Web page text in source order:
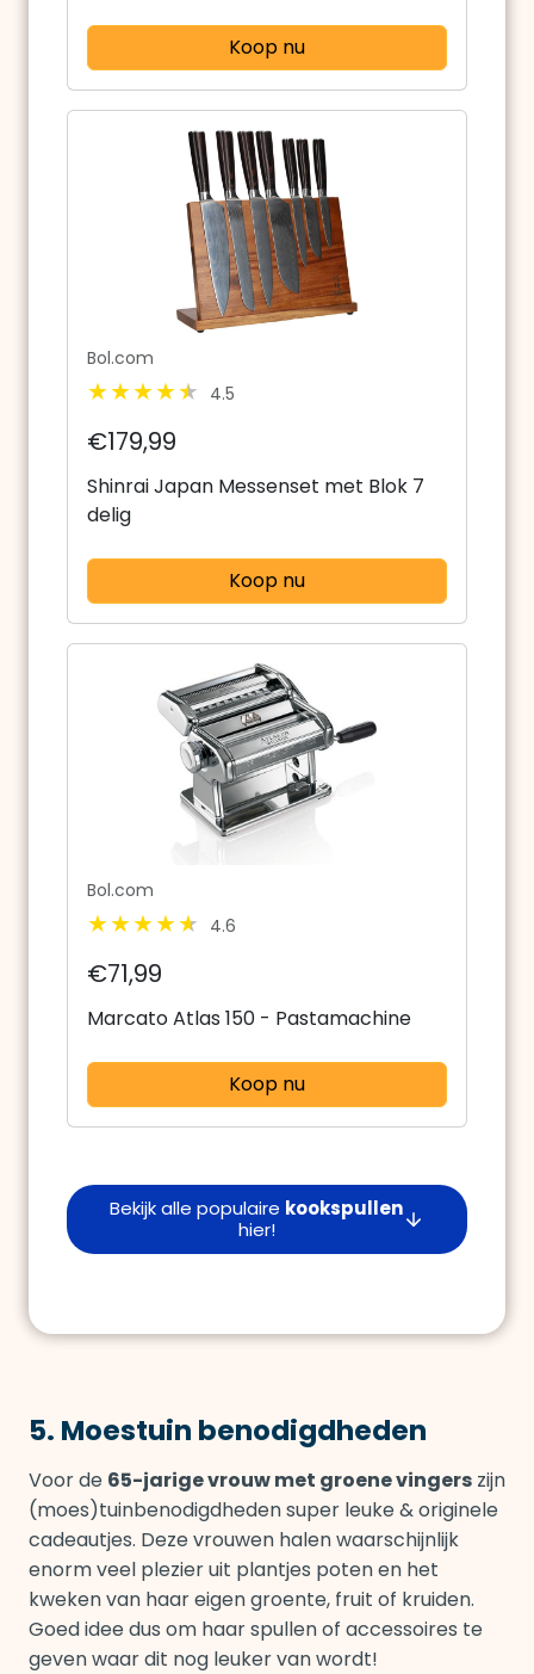
Koop nu
Bol.com
4.5
€179,99
Shinrai Japan Messenset met Blok 7
delig
Koop nu
Bol.com
4.6
€71,99
Marcato Atlas 150 - Pastamachine
Koop nu
Bekijk alle populaire kookspullen
hier!
5. Moestuin benodigdheden
Voor de 65-jarige vrouw met groene vingers zijn
(moes)tuinbenodigdheden super leuke & originele
cadeautjes. Deze vrouwen halen waarschijnlijk
enorm veel plezier uit plantjes poten en het
kweken van haar eigen groente, fruit of kruiden.
Goed idee dus om haar spullen of accessoires te
geven waar dit nog leuker van wordt!